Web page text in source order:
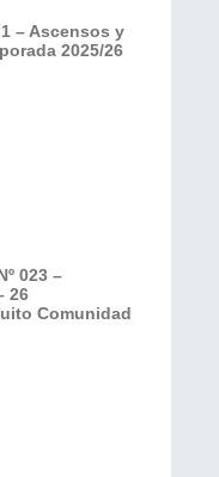
– Ascensos y
2025/26
023 –
26
Comunidad